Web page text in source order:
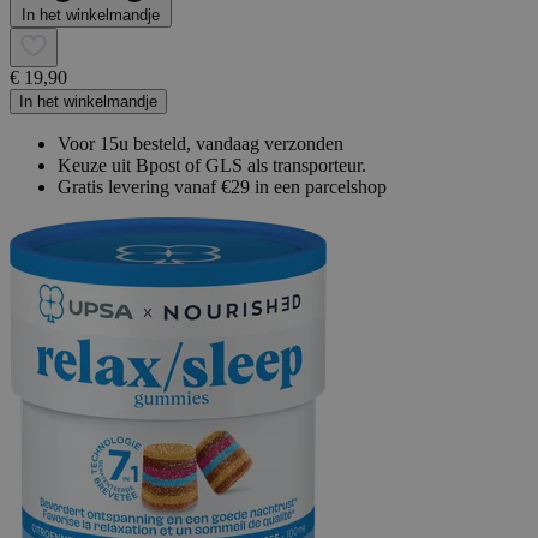
In het winkelmandje
€ 19,90
In het winkelmandje
Voor 15u besteld, vandaag verzonden
Keuze uit Bpost of GLS als transporteur.
Gratis levering vanaf €29 in een parcelshop